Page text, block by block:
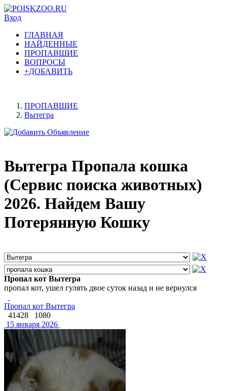
Вход
ГЛАВНАЯ
НАЙДЕННЫЕ
ПРОПАВШИЕ
ВОПРОСЫ
+ДОБАВИТЬ
ПРОПАВШИЕ
Вытегра
Вытегра Пропала кошка
(Сервис поиска животных)
2026. Найдем Вашу
Потерянную Кошку
Пропал кот Вытегра
пропал кот, ушел гулять двое суток назад и не вернулся
Пропал кот Вытегра
41428
1080
15 января 2026